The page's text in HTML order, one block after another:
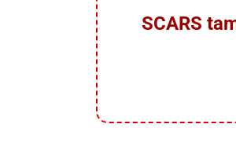
SCARS